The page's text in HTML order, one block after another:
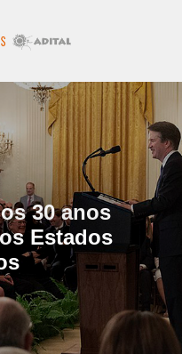
30 anos
Estados